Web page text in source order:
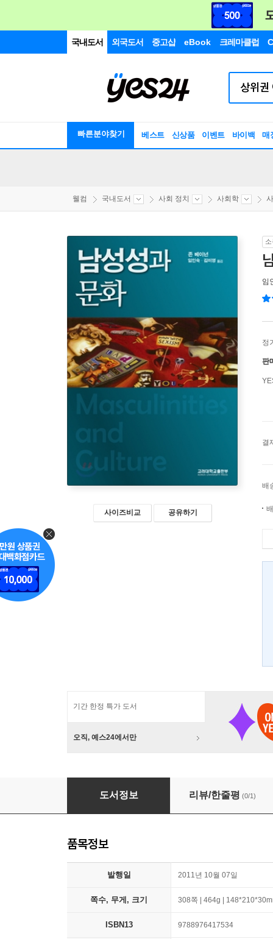
국내도서 외국도서 중고샵 eBook 크레마클럽
빠른분야찾기 베스트 신상품 이벤트 바이백 매
웰컴 국내도서 사회 정치 사회학
사이즈비교 공유하기
임
정
판
결
배
기간 한정 특가 도서
오직, 예스24에서만
남성성과 문화
도서정보 리뷰/한줄평 (0/1)
품목정보
발행일 2011년 10월 07일
쪽수, 무게, 크기 308쪽 | 464g |
ISBN13 9788976417534